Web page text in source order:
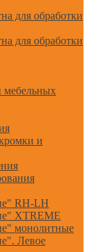
для обработки
для обработки
мебельных
и
RH-LH
XTREME
монолитные
Левое